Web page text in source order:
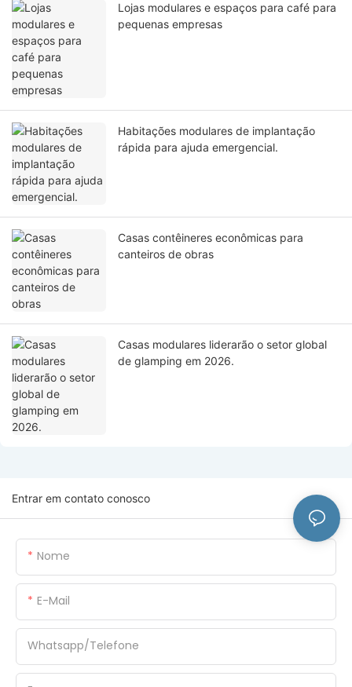
Lojas modulares e espaços para café para
pequenas empresas
Habitações modulares de implantação
rápida para ajuda emergencial.
Casas contêineres econômicas para
canteiros de obras
Casas modulares liderarão o setor global
de glamping em 2026.
Entrar em contato conosco
Nome
E-Mail
Whatsapp/Telefone